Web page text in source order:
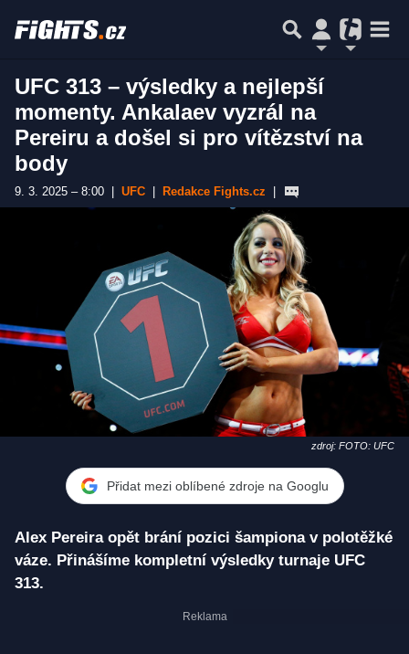
UFC 313 – výsledky a nejlepší
momenty. Ankalaev vyzrál na
Pereiru a došel si pro vítězství na
body
9. 3. 2025 – 8:00 UFC Redakce Fights.cz
zdroj: FOTO: UFC
Přidat mezi oblíbené zdroje na Googlu
Alex Pereira opět brání pozici šampiona v polotěžké
váze. Přinášíme kompletní výsledky turnaje UFC
313.